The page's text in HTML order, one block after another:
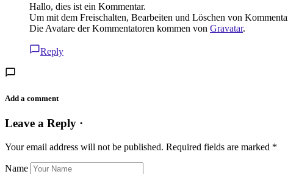
Hallo, dies ist ein Kommentar.
Um mit dem Freischalten, Bearbeiten und Löschen von
Die Avatare der Kommentatoren kommen von Gravatar.
Reply
Add a comment
Leave a Reply ·
Your email address will not be published. Required fields are marked *
Name